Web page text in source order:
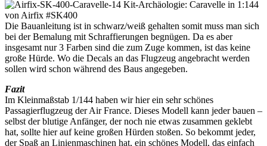
Die Bauanleitung ist in schwarz/weiß gehalten somit muss man sich
bei der Bemalung mit Schraffierungen begnügen. Da es aber
insgesamt nur 3 Farben sind die zum Zuge kommen, ist das keine
große Hürde. Wo die Decals an das Flugzeug angebracht werden
sollen wird schon während des Baus angegeben.
Fazit
Im Kleinmaßstab 1/144 haben wir hier ein sehr schönes
Passagierflugzeug der Air France. Dieses Modell kann jeder bauen –
selbst der blutige Anfänger, der noch nie etwas zusammen geklebt
hat, sollte hier auf keine großen Hürden stoßen. So bekommt jeder,
der Spaß an Linienmaschinen hat, ein schönes Modell, das einfach